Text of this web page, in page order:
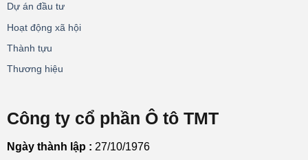
Dự án đầu tư
Hoạt động xã hội
Thành tựu
Thương hiệu
Công ty cổ phần Ô tô TMT
Ngày thành lập : 27/10/1976